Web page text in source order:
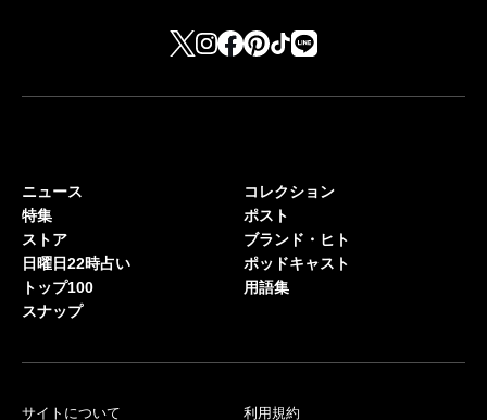
ニュース
特集
ストア
日曜日22時占い
トップ100
スナップ
コレクション
ポスト
ブランド・ヒト
ポッドキャスト
用語集
サイトについて
利用規約